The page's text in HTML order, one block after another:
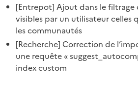
[Entrepot] Ajout dans le filtrage
visibles par un utilisateur celles
les communautés
[Recherche] Correction de
une requête «
index custom